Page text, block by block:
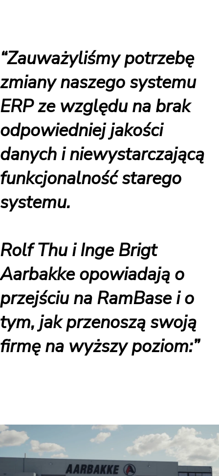
“Zauważyliśmy potrzebę
zmiany naszego systemu
ERP ze względu na brak
odpowiedniej jakości
danych i niewystarczającą
funkcjonalność starego
systemu.
Rolf Thu i Inge Brigt
Aarbakke opowiadają o
przejściu na RamBase i o
tym, jak przenoszą swoją
firmę na wyższy poziom:”